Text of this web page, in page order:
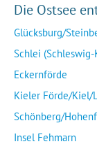
Die Ostsee
Glücksburg/
Schlei (Schleswig-
Eckernförde
Kieler Förde/Kiel/
Schönberg/
Insel Fehmarn